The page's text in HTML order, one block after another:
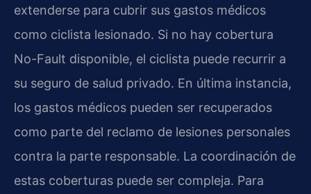
extenderse para cubrir sus gastos médicos
como ciclista lesionado. Si no hay cobertura
No-Fault disponible, el ciclista puede recurrir a
su seguro de salud privado. En última instancia,
los gastos médicos pueden ser recuperados
como parte del reclamo de lesiones personales
contra la parte responsable. La coordinación de
estas coberturas puede ser compleja. Para